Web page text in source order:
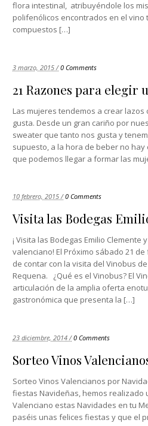
flora intestinal, atribuyéndole los
polifenólicos encontrados en el vino
compuestos […]
3 marzo, 2015 / 0 Comments
21 Razones para elegir
Las mujeres tendemos a crear
gusta. Desde un gran cariño por
sweater que tanto nos gusta y
supuesto, a la hora de beber no hay
que podemos llegar a formar las
10 febrero, 2015 / 0 Comments
Visita las Bodegas
¡ Visita las Bodegas Emilio
valenciano! El Próximo sábado 21
de contar con la visita del Vinobus
Requena. ¿Qué es el Vinobus? El
articulación de la amplia oferta
gastronómica que presenta la […]
23 diciembre, 2014 / 0 Comments
Sorteo Vinos
Sorteo Vinos Valencianos por
fiestas Navideñas, hemos realizado
Valenciano estas Navidades en tu
paséis unas felices fiestas y que el